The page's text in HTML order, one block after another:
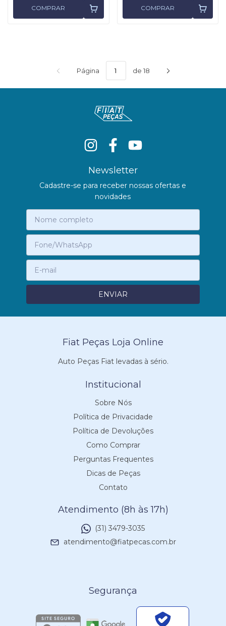
COMPRAR COMPRAR
Página de 18
Newsletter
Cadastre-se para receber nossas ofertas e
novidades
Fiat Peças Loja Online
Auto Peças Fiat levadas à sério.
Institucional
Sobre Nós
Política de Privacidade
Política de Devoluções
Como Comprar
Perguntas Frequentes
Dicas de Peças
Contato
Atendimento (8h às 17h)
(31) 3479-3035
atendimento@fiatpecas.com.br
Segurança